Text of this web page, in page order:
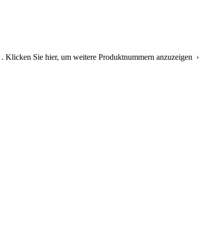
. Klicken Sie hier, um weitere Produktnummern anzuzeigen ›